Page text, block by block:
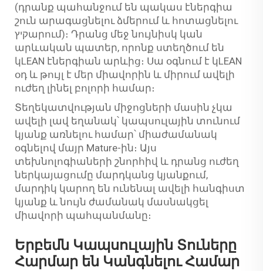
(դրանք պահանջում են պակաս էներգիա
շուն արագացնելու ձմերում և հոտացնելու
קיץարում)։ Դրանց մեջ նույնիսկ կան
արևական պատեր, որոնք ստեղծում են
կLEAN էներգիան արևից։ Սա օգնում է կLEAN
օդ և թույլ է մեր միավորին և միրում ավելի
ուժեղ լինել բոլորի համար։
Տեղեկատվության միջոցների մասին չկա
ավելի լավ եղանակ՝ կապսուլային տունում
կյանք առնելու համար՝ միաժամանակ
օգնելով մայր Mature-ին։ Այս
տեխնոլոգիաների շնորհիվ և դրանց ուժեղ
ներկայացումը մարդկանց կյանքում,
մարդիկ կարող են ունենալ ավելի հանգիստ
կյանք և նույն ժամանակ մասնակցել
միավորի պահպանմանը։
Երբեմն Կապսուլային Տուները
Հարմար են Կանգնելու Համար